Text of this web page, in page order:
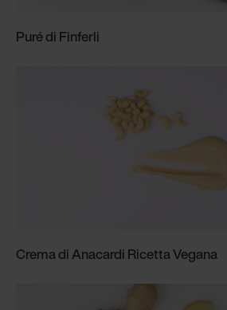
Puré di Finferli
Crema di Anacardi Ricetta Vegana